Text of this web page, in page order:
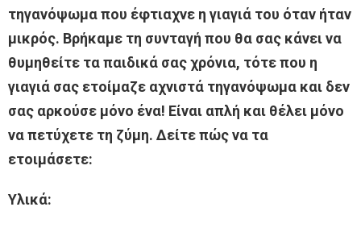
τηγανόψωμα που έφτιαχνε η γιαγιά του όταν ήταν
μικρός. Βρήκαμε τη συνταγή που θα σας κάνει να
θυμηθείτε τα παιδικά σας χρόνια, τότε που η
γιαγιά σας ετοίμαζε αχνιστά τηγανόψωμα και δεν
σας αρκούσε μόνο ένα! Είναι απλή και θέλει μόνο
να πετύχετε τη ζύμη. Δείτε πώς να τα
ετοιμάσετε:
Υλικά: